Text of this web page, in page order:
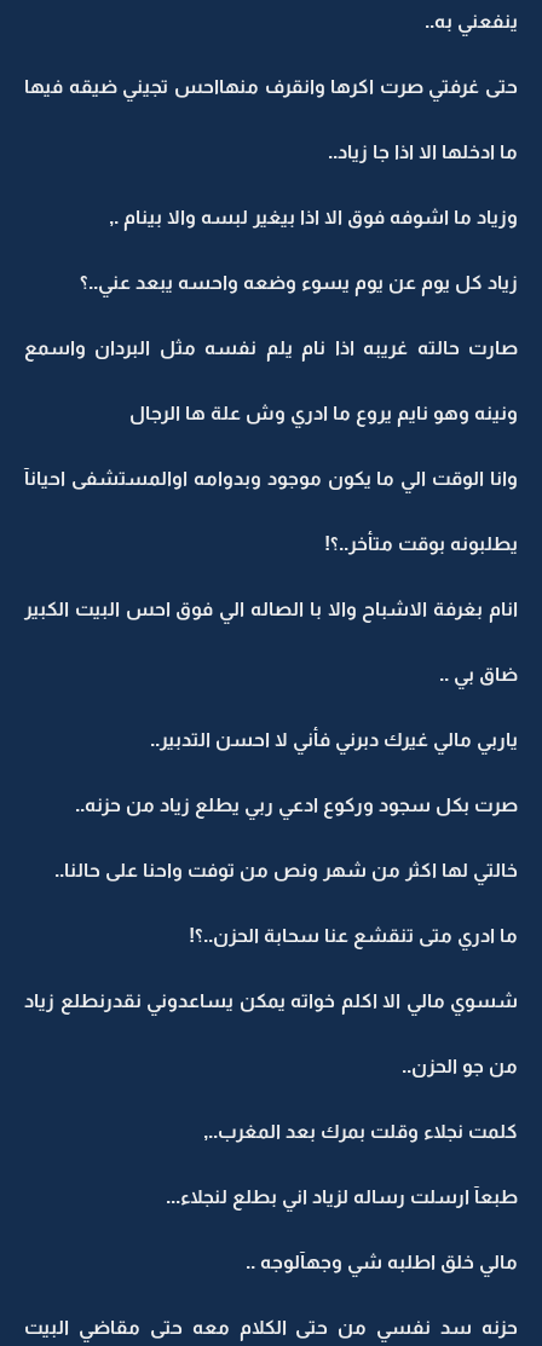
ينفعني به..
حتى غرفتي صرت اكرها وانقرف منهااحس تجيني ضيقه فيها
ما ادخلها الا اذا جا زياد..
وزياد ما اشوفه فوق الا اذا بيغير لبسه والا بينام .,
زياد كل يوم عن يوم يسوء وضعه واحسه يبعد عني..؟
صارت حالته غريبه اذا نام يلم نفسه مثل البردان واسمع
ونينه وهو نايم يروع ما ادري وش علة ها الرجال
وانا الوقت الي ما يكون موجود وبدوامه اوالمستشفى احيانآ
يطلبونه بوقت متأخر..؟!
انام بغرفة الاشباح والا با الصاله الي فوق احس البيت الكبير
ضاق بي ..
ياربي مالي غيرك دبرني فأني لا احسن التدبير..
صرت بكل سجود وركوع ادعي ربي يطلع زياد من حزنه..
خالتي لها اكثر من شهر ونص من توفت واحنا على حالنا..
ما ادري متى تنقشع عنا سحابة الحزن..؟!
شسوي مالي الا اكلم خواته يمكن يساعدوني نقدرنطلع زياد
من جو الحزن..
كلمت نجلاء وقلت بمرك بعد المغرب..,
طبعآ ارسلت رساله لزياد اني بطلع لنجلاء...
مالي خلق اطلبه شي وجهآلوجه ..
حزنه سد نفسي من حتى الكلام معه حتى مقاضي البيت